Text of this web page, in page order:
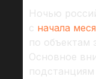
Ночью
с начала
по объектам
Основное